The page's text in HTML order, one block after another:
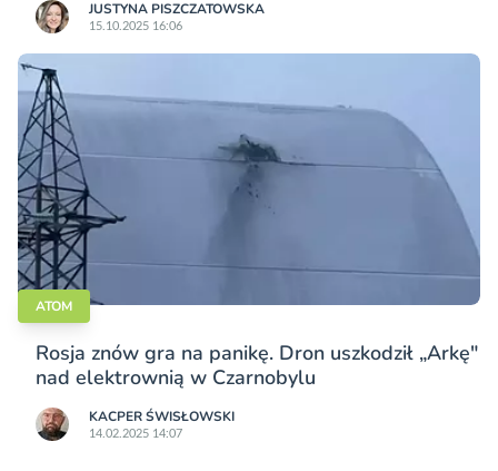
JUSTYNA PISZCZATOWSKA
15.10.2025 16:06
ATOM
Rosja znów gra na panikę. Dron uszkodził „Arkę"
nad elektrownią w Czarnobylu
KACPER ŚWISŁO­WSKI
14.02.2025 14:07